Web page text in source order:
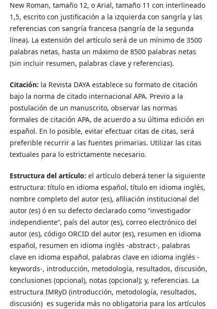
New Roman, tamaño 12, o Arial, tamaño 11 con interlineado
1,5, escrito con justificación a la izquierda con sangría y las
referencias con sangría francesa (sangría de la segunda
línea). La extensión del artículo será de un mínimo de 3500
palabras netas, hasta un máximo de 8500 palabras netas
(sin incluir resumen, palabras clave y referencias).
Citación: la Revista DAYA establece su formato de citación
bajo la norma de citado internacional APA. Previo a la
postulación de un manuscrito, observar las normas
formales de citación APA, de acuerdo a su última edición en
español. En lo posible, evitar efectuar citas de citas, será
preferible recurrir a las fuentes primarias. Utilizar las citas
textuales para lo estrictamente necesario.
Estructura del artículo: el artículo deberá tener la siguiente
estructura: título en idioma español, título en idioma inglés,
nombre completo del autor (es), afiliación institucional del
autor (es) ó en su defecto declarado como “investigador
independiente”, país del autor (es), correo electrónico del
autor (es), código ORCID del autor (es), resumen en idioma
español, resumen en idioma inglés -abstract-, palabras
clave en idioma español, palabras clave en idioma inglés -
keywords-, introducción, metodología, resultados, discusión,
conclusiones (opcional), notas (opcional); y, referencias. La
estructura IMRyD (introducción, metodología, resultados,
discusión) es sugerida más no obligatoria para los artículos